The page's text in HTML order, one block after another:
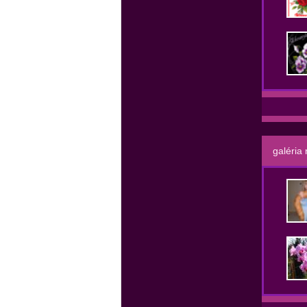
galéria